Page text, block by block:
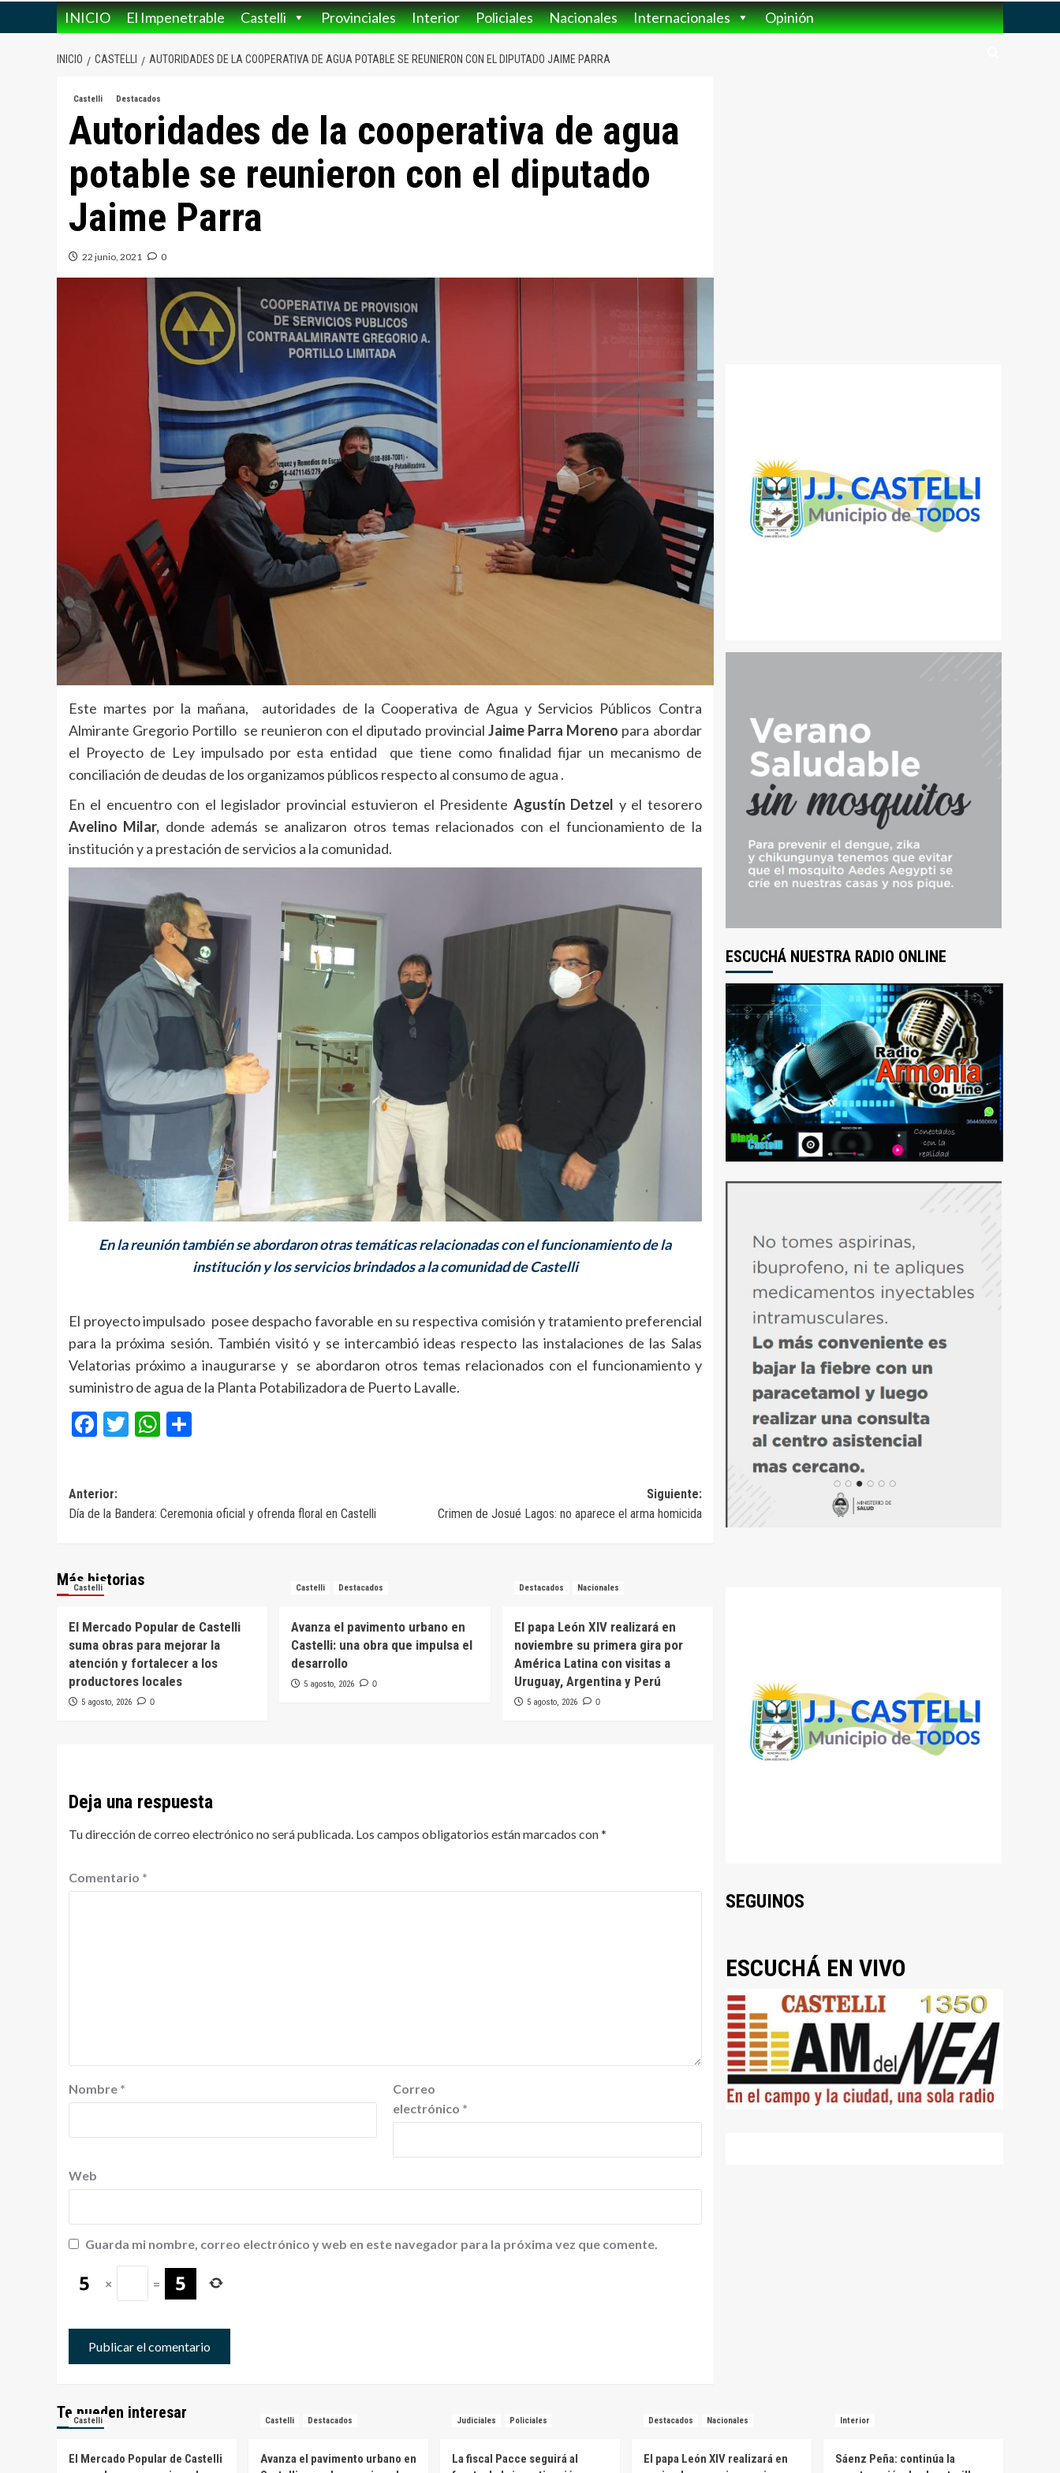
INICIO El Impenetrable Castelli Provinciales Interior Policiales Nacionales Internacionales Opinión
INICIO CASTELLI AUTORIDADES DE LA COOPERATIVA DE AGUA POTABLE SE REUNIERON CON EL DIPUTADO JAIME PARRA
Castelli Destacados
Autoridades de la cooperativa de agua
potable se reunieron con el diputado
Jaime Parra
22 junio, 2021 0
Este martes por la mañana, autoridades de la Cooperativa de Agua y Servicios Públicos Contra
Almirante Gregorio Portillo se reunieron con el diputado provincial Jaime Parra Moreno para abordar
el Proyecto de Ley impulsado por esta entidad que tiene como finalidad fijar un mecanismo de
conciliación de deudas de los organizamos públicos respecto al consumo de agua .
En el encuentro con el legislador provincial estuvieron el Presidente Agustín Detzel y el tesorero
Avelino Milar, donde además se analizaron otros temas relacionados con el funcionamiento de la
institución y a prestación de servicios a la comunidad.
En la reunión también se abordaron otras temáticas relacionadas con el funcionamiento de la
institución y los servicios brindados a la comunidad de Castelli
El proyecto impulsado posee despacho favorable en su respectiva comisión y tratamiento preferencial
para la próxima sesión. También visitó y se intercambió ideas respecto las instalaciones de las Salas
Velatorias próximo a inaugurarse y se abordaron otros temas relacionados con el funcionamiento y
suministro de agua de la Planta Potabilizadora de Puerto Lavalle.
Facebook
TwitterWhatsApp
Navegación
de
Anterior:
Día de la Bandera: Ceremonia oficial y ofrenda floral en Castelli
Siguiente:
Crimen de Josué Lagos: no aparece el arma homicida
Más historias
Castelli
El Mercado Popular de Castelli
suma obras para mejorar la
atención y fortalecer a los
productores locales
5 agosto, 2026 0
Castelli Destacados
Avanza el pavimento urbano en
Castelli: una obra que impulsa el
desarrollo
5 agosto, 2026 0
Destacados Nacionales
El papa León XIV realizará en
noviembre su primera gira por
América Latina con visitas a
Uruguay, Argentina y Perú
5 agosto, 2026 0
Deja una respuesta
Tu dirección de correo electrónico no será publicada. Los campos obligatorios están marcados con*
Comentario *
Nombre *
Correo
electrónico *
Web
Guarda mi nombre, correo electrónico y web en este navegador para la próxima vez que comente.
× =
ESCUCHÁ NUESTRA RADIO ONLINE
SEGUINOS
ESCUCHÁ EN VIVO
Te pueden interesar
Castelli
El Mercado Popular de Castelli
Castelli Destacados
Avanza el pavimento urbano en
Judiciales Policiales
La fiscal Pacce seguirá al
Destacados Nacionales
El papa León XIV realizará en
Interior
Sáenz Peña: continúa la